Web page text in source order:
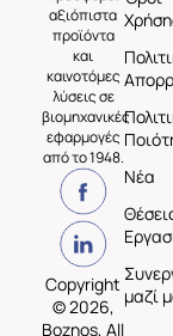
αξιόπιστα
προϊόντα
και
καινοτόμες
λύσεις σε
βιομηχανικές
εφαρμογές
από το 1948.
Copyright
© 2026,
Boznos, All
Νέα
μαζί